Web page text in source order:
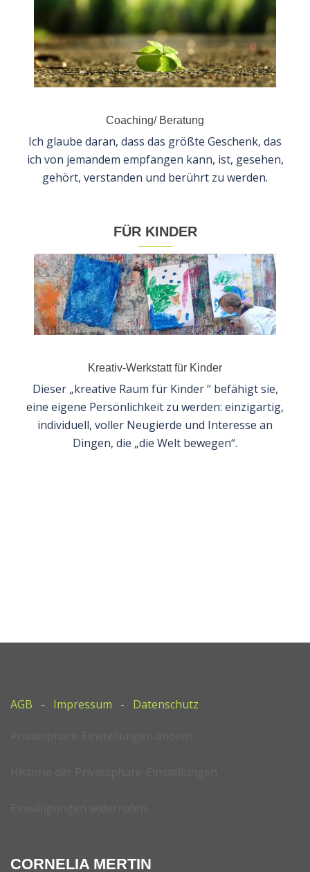
Coaching/ Beratung
Ich glaube daran, dass das größte Geschenk, das
ich von jemandem empfangen kann, ist, gesehen,
gehört, verstanden und berührt zu werden.
FÜR KINDER
Kreativ-Werkstatt für Kinder
Dieser „kreative Raum für Kinder “ befähigt sie,
eine eigene Persönlichkeit zu werden: einzigartig,
individuell, voller Neugierde und Interesse an
Dingen, die „die Welt bewegen“.
AGB - Impressum - Datenschutz
CORNELIA MERTIN